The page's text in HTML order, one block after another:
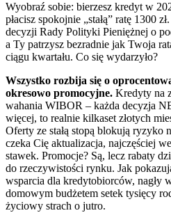
Wyobraź sobie: bierzesz kredyt w
płacisz spokojnie „stałą” ratę 1300
decyzji Rady Polityki Pieniężnej o
a Ty patrzysz bezradnie jak Twoja
ciągu kwartału. Co się wydarzyło?
Wszystko rozbija się o
okresowo promocyjne. Kredyty na
wahania WIBOR – każda decyzja
więcej, to realnie kilkaset złotych
Oferty ze stałą stopą blokują
czeka Cię aktualizacja, najczęściej
stawek. Promocje? Są, lecz rabaty
do rzeczywistości rynku. Jak
wsparcia dla kredytobiorców, nagły
domowym budżetem setek tysięcy
życiowy strach o jutro.